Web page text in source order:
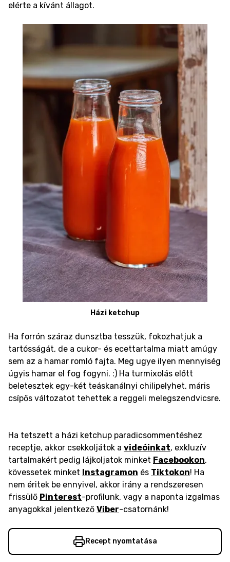
elérte a kívánt állagot.
Házi ketchup
Ha forrón száraz dunsztba tesszük, fokozhatjuk a
tartósságát, de a cukor- és ecettartalma miatt amúgy
sem az a hamar romló fajta. Meg ugye ilyen mennyiség
úgyis hamar el fog fogyni. :) Ha turmixolás előtt
beletesztek egy-két teáskanálnyi chilipelyhet, máris
csípős változatot tehettek a reggeli melegszendvicsre.
Ha tetszett a házi ketchup paradicsommentéshez
receptje, akkor csekkoljátok a videóinkat, exkluzív
tartalmakért pedig lájkoljatok minket Facebookon,
kövessetek minket Instagramon és Tiktokon! Ha
nem éritek be ennyivel, akkor irány a rendszeresen
frissülő Pinterest-profilunk, vagy a naponta izgalmas
anyagokkal jelentkező Viber-csatornánk!
Recept nyomtatása